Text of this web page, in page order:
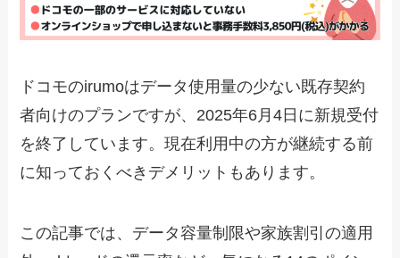
ドコモのirumoはデータ使用量の少ない既存契約
者向けのプランですが、2025年6月4日に新規受付
を終了しています。現在利用中の方が継続する前
に知っておくべきデメリットもあります。
この記事では、データ容量制限や家族割引の適用